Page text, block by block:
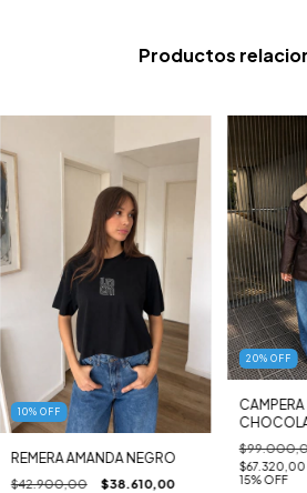
Productos
10% OFF
REMERA AMANDA NEGRO
$42.900,00 $38.610,00
20% OFF
$67.320,00
15% OFF